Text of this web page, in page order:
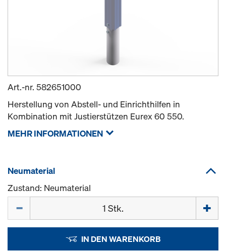
Art.-nr. 582651000
Herstellung von Abstell- und Einrichthilfen in
Kombination mit Justierstützen Eurex 60 550.
MEHR INFORMATIONEN
Neumaterial
Zustand: Neumaterial
IN DEN WARENKORB